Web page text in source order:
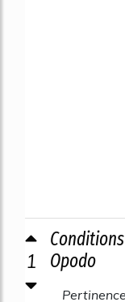
1
Opodo
Pertinence